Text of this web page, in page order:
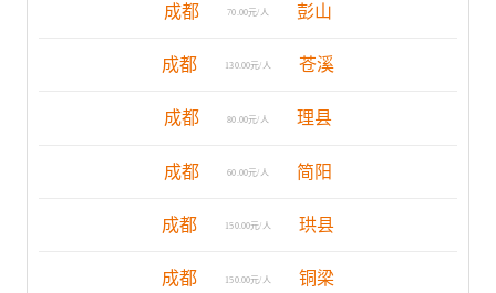
成都 70.00元/人 彭山
成都 130.00元/人 苍溪
成都 80.00元/人 理县
成都 60.00元/人 简阳
成都 150.00元/人 珙县
成都 150.00元/人 铜梁